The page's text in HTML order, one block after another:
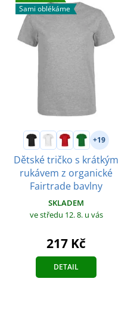
Sami oblékáme
+19
Dětské tričko s krátkým
rukávem z organické
Fairtrade bavlny
SKLADEM
ve středu 12. 8. u vás
217 Kč
DETAIL